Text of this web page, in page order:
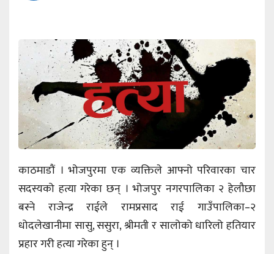
काठमाडौं । भोजपुरमा एक व्यक्तिले आफ्नो परिवारका चार
सदस्यको हत्या गरेका छन् । भोजपुर नगरपालिका २ हेलौछा
बस्ने राजेन्द्र राईले रामप्रसाद राई गाउँपालिका–२
धोदलेखानीमा सासु, ससुरा, श्रीमती र सालोको धारिलो हतियार
प्रहार गरी हत्या गरेका हुन् ।